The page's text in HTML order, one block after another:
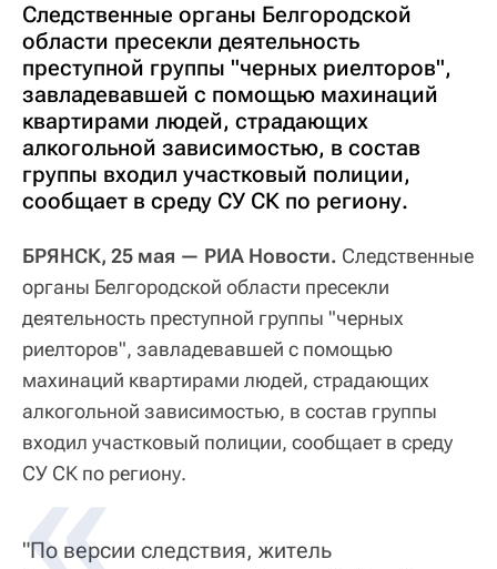
Следственные органы Белгородской
области пресекли деятельность
преступной группы "черных риелторов",
завладевавшей с помощью махинаций
квартирами людей, страдающих
алкогольной зависимостью, в состав
группы входил участковый полиции,
сообщает в среду СУ СК по региону.
БРЯНСК, 25 мая — РИА Новости. Следственные
органы Белгородской области пресекли
деятельность преступной группы "черных
риелторов", завладевавшей с помощью
махинаций квартирами людей, страдающих
алкогольной зависимостью, в состав группы
входил участковый полиции, сообщает в среду
СУ СК по региону.
"По версии следствия, житель